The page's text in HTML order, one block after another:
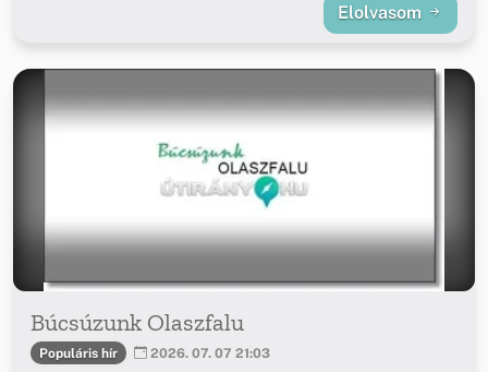
Elolvasom
Búcsúzunk Olaszfalu
Populáris hír 2026. 07. 07 21:03